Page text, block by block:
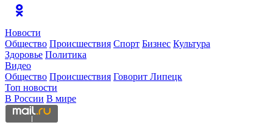
Новости
Общество Происшествия Спорт Бизнес Культура
Здоровье Политика
Видео
Общество Происшествия Говорит Липецк
Топ новости
В России В мире